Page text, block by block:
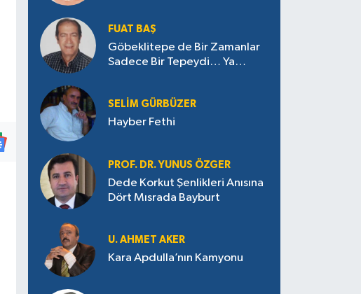
FUAT BAŞ
Göbeklitepe de Bir Zamanlar
Sadece Bir Tepeydi… Ya
SELIM GÜRBÜZER
Hayber Fethi
PROF. DR. YUNUS ÖZGER
Dede Korkut Şenlikleri Anısına
Dört Mısrada Bayburt
U. AHMET AKER
Kara Apdulla’nın Kamyonu